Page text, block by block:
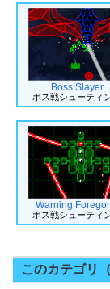
Boss Slayer
ボス戦シューティ
Warning
ボス戦シューティ
このカテゴリ